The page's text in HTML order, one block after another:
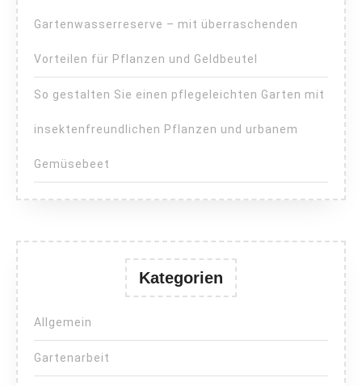
Gartenwasserreserve – mit überraschenden
Vorteilen für Pflanzen und Geldbeutel
So gestalten Sie einen pflegeleichten Garten mit
insektenfreundlichen Pflanzen und urbanem
Gemüsebeet
Kategorien
Allgemein
Gartenarbeit